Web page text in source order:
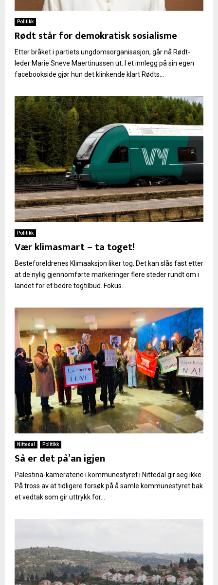
Politikk
Rødt står for demokratisk sosialisme
Etter bråket i partiets ungdomsorganisasjon, går nå Rødt-
leder Marie Sneve Maertinussen ut. I et innlegg på sin egen
facebookside gjør hun det klinkende klart Rødts...
Politikk
Vær klimasmart – ta toget!
Besteforeldrenes Klimaaksjon liker tog. Det kan slås fast etter
at de nylig gjennomførte markeringer flere steder rundt om i
landet for et bedre togtilbud. Fokus...
Nittedal Politikk
Så er det på’an igjen
Palestina-kameratene i kommunestyret i Nittedal gir seg ikke.
På tross av at tidligere forsøk på å samle kommunestyret bak
et vedtak som gir uttrykk for...